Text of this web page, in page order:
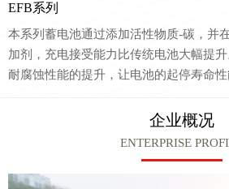
EFB系列
本系列蓄电池通过添加活性物质-碳，并
加剂，充电接受能力比传统电池大幅提
耐腐蚀性能的提升，让电池的起停寿命性
企业概况
ENTERPRISE